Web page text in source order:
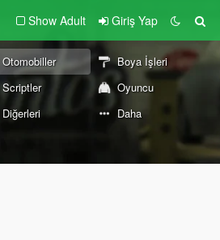
Show Adult Giriş Yap
Otomobiller
Boya İşleri
Scriptler
Oyuncu
Diğerleri Daha